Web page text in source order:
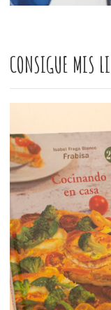
CONSIGUE